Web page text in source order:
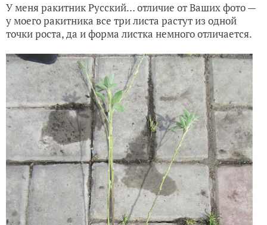
У меня ракитник Русский… отличие от Ваших фото —
у моего ракитника все три листа растут из одной
точки роста, да и форма листка немного отличается.